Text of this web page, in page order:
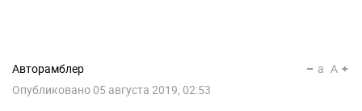
Авторамблер
Опубликовано 05 августа 2019, 02:53
a A